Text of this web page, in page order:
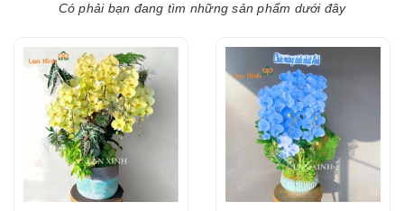
Có phải bạn đang tìm những sản phẩm dưới đây